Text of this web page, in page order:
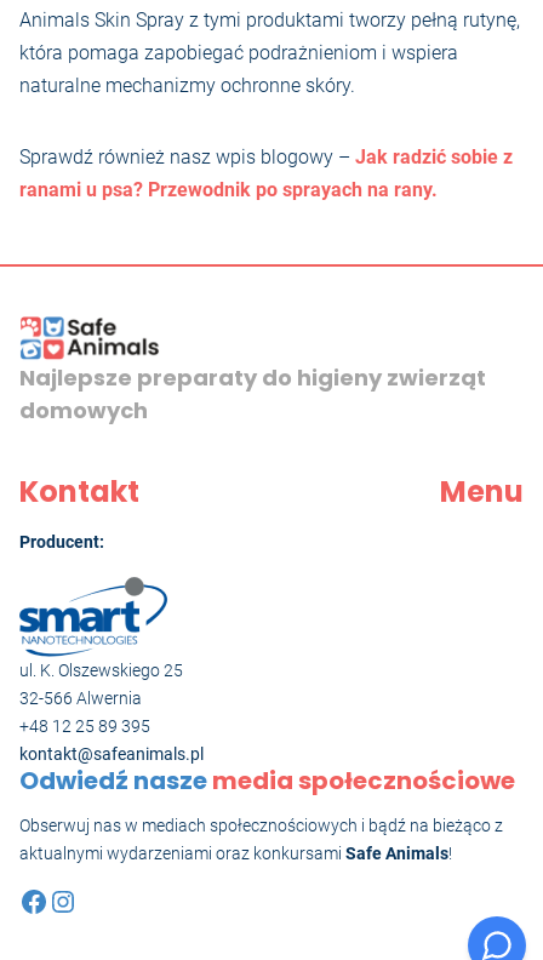
Animals Skin Spray z tymi produktami tworzy pełną rutynę,
która pomaga zapobiegać podrażnieniom i wspiera
naturalne mechanizmy ochronne skóry.
Sprawdź również nasz wpis blogowy – Jak radzić sobie z
ranami u psa? Przewodnik po sprayach na rany.
Najlepsze preparaty do higieny zwierząt
domowych
Kontakt
Producent:
ul. K. Olszewskiego 25
32-566 Alwernia
+48 12 25 89 395
kontakt@safeanimals.pl
Menu
Odwiedź naszemedia społecznościowe
Obserwuj nas w mediach społecznościowych i bądź na bieżąco z
aktualnymi wydarzeniami oraz konkursami Safe Animals!
Facebook
Instagram